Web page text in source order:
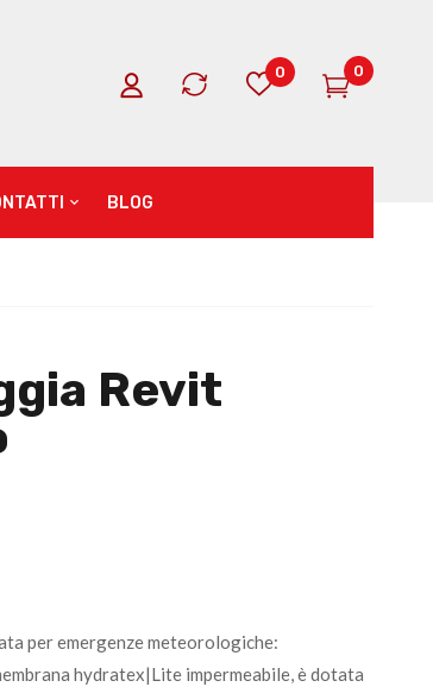
0 0
BLOG
Revit
per emergenze meteorologiche:
hydratex|Lite impermeabile, è dotata